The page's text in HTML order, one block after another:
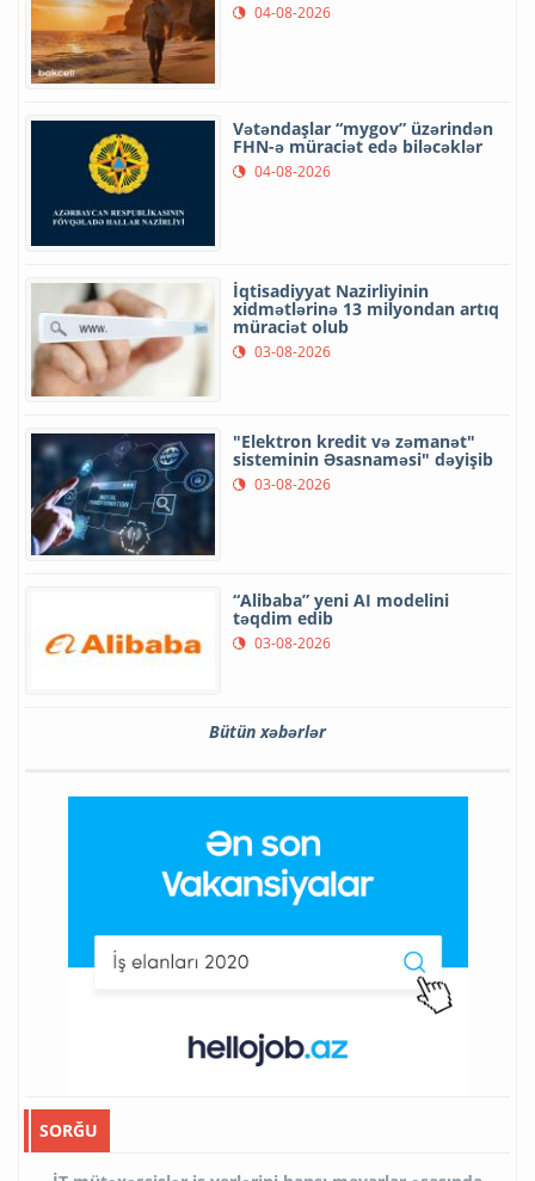
04-08-2026
Vətəndaşlar “mygov” üzərindən
FHN-ə müraciət edə biləcəklər
04-08-2026
İqtisadiyyat Nazirliyinin
xidmətlərinə 13 milyondan artıq
müraciət olub
03-08-2026
"Elektron kredit və zəmanət"
sisteminin Əsasnaməsi" dəyişib
03-08-2026
“Alibaba” yeni AI modelini
təqdim edib
03-08-2026
Bütün xəbərlər
SORĞU